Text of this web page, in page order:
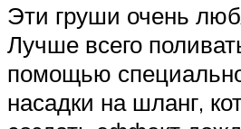
Эти груши очень
Лучше всего
помощью
насадки на шланг,